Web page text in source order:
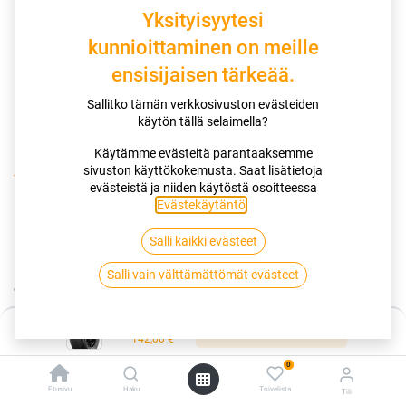
142,00€
Etusivu Haku
0
Toivelista Tili
Kauppa
185/55R15 86V GOODYEAR VECTOR 4SEASONS GEN 3 XL EVR
185/55R15 86V GOODYEAR VECTOR
4SEASONS GEN 3 XL EVR
Tällä tuotteella ei ole kelvollista yhdistelmää.
Yksityisyytesi
kunnioittaminen on meille
ensisijaisen tärkeää.
Sallitko tämän verkkosivuston evästeiden
käytön tällä selaimella?
Käytämme evästeitä parantaaksemme
sivuston käyttökokemusta. Saat lisätietoja
evästeistä ja niiden käytöstä osoitteessa
Evästekäytäntö
Salli kaikki evästeet
Salli vain välttämättömät evästeet